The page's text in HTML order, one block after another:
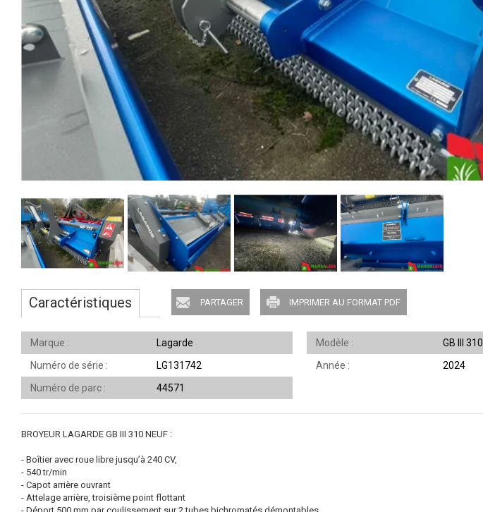
Caractéristiques PARTAGER IMPRIMER AU FORMAT PDF
Marque Lagarde Modèle GB III 310
Numéro de série
LG131742 Année 2024
Numéro de parc
44571
BROYEUR LAGARDE GB III 310 NEUF :
- Boîtier avec roue libre jusqu’à 240 CV,
- 540 tr/min
- Capot arrière ouvrant
- Attelage arrière, troisième point flottant